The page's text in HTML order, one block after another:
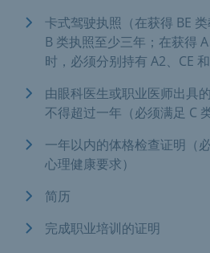
卡式驾驶执照（在获得 BE
B 类执照至少三年；在获得
时，必须分别持有 A2、CE
由眼科医生或职业医师出具
不得超过一年（必须满足 C
一年以内的体格检查证明（
心理健康要求）
简历
完成职业培训的证明